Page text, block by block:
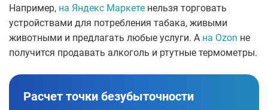
Например, на Яндекс Маркете нельзя торговать
устройствами для потребления табака, живыми
животными и предлагать любые услуги. А на Ozon не
получится продавать алкоголь и ртутные термометры.
Расчет точки безубыточности